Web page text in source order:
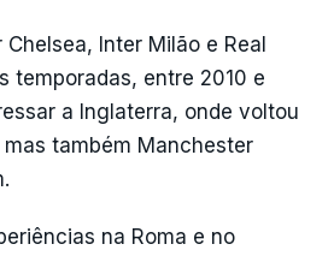
Inter Milão e Real
temporadas, entre 2010 e
a Inglaterra, onde voltou
também Manchester
na Roma e no